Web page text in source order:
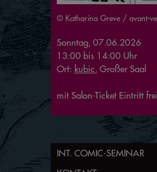
© Katharina Greve / avant-
Sonntag, 07.06.2026
13:00 bis 14:00 Uhr
Ort: kubic, Großer Saal
mit Salon-Ticket Eintritt
INT. COMIC-SEMINAR